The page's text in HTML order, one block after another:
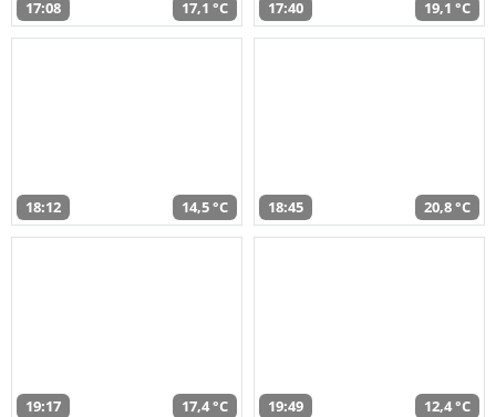
17:08 17,1 °C 17:40 19,1 °C
18:12 14,5 °C 18:45 20,8 °C
19:17 17,4 °C 19:49 12,4 °C